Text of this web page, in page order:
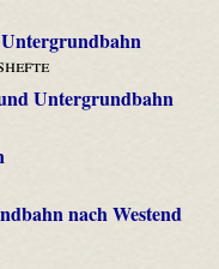
Untergrundbahn
nach Westend